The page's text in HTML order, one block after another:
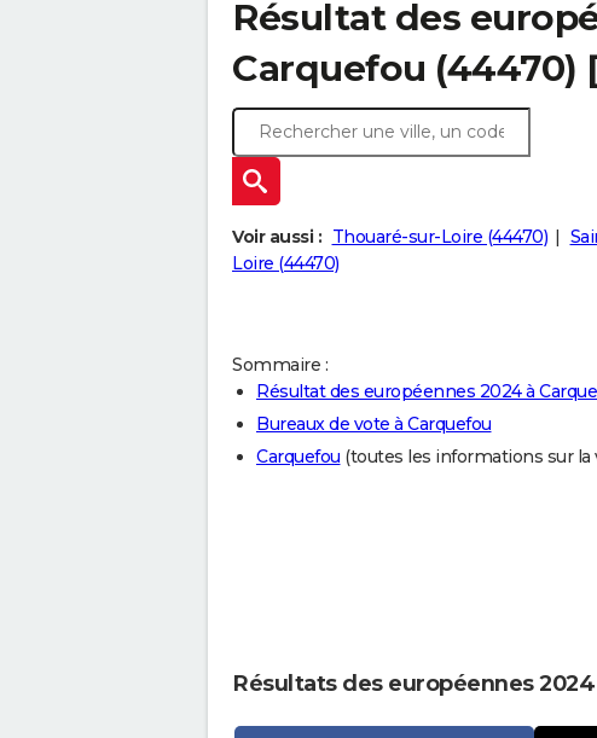
Résultat des
Carquefou (44470)
Voir aussi : Thouaré-sur-Loire (44470)
Loire (44470)
Sommaire :
Résultat des européennes 2024 à
Bureaux de vote à Carquefou
Carquefou (toutes les informations sur la
Résultats des européennes